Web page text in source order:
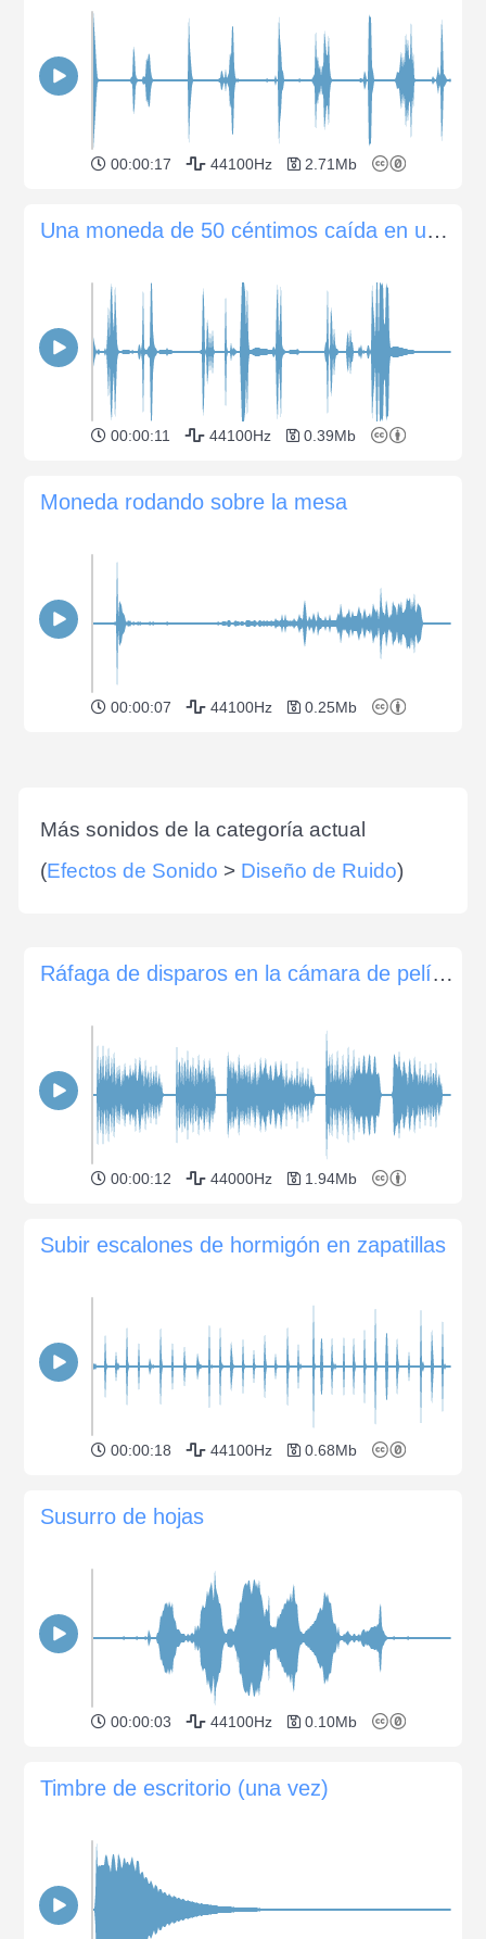
00:00:17 44100Hz 2.71Mb
Una moneda de 50 céntimos caída en una lata varias veces
00:00:11 44100Hz 0.39Mb
Moneda rodando sobre la mesa
00:00:07 44100Hz 0.25Mb
Más sonidos de la categoría actual
(Efectos de Sonido > Diseño de Ruido)
Ráfaga de disparos en la cámara de película SLR Nikon F4
00:00:12 44000Hz 1.94Mb
Subir escalones de hormigón en zapatillas
00:00:18 44100Hz 0.68Mb
Susurro de hojas
00:00:03 44100Hz 0.10Mb
Timbre de escritorio (una vez)